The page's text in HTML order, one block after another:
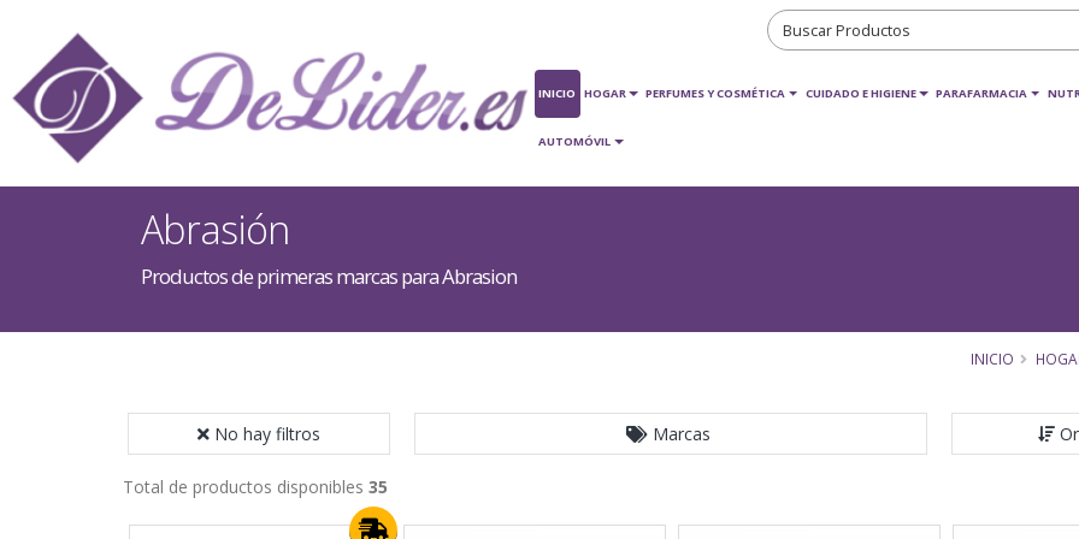
INICIO HOGAR PERFUMES Y COSMÉTICA CUIDADO E HIGIENE PARAFARMACIA
AUTOMÓVIL
Abrasión
Productos de primeras marcas para Abrasion
INICIO
No hay filtros Marcas
Total de productos disponibles 35